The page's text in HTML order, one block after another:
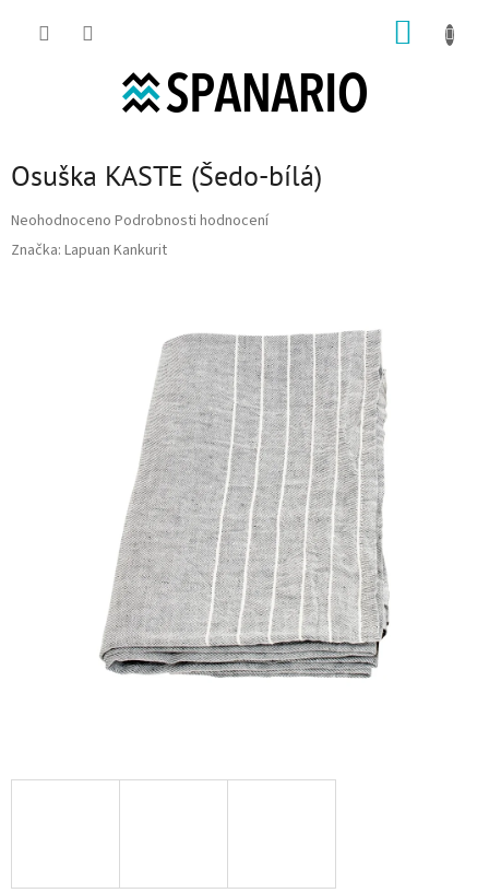
Osuška KASTE (Šedo-bílá)
Průměrné hodnocení produktu je 0,0 z 5 hvězdiček.
Neohodnoceno Podrobnosti hodnocení
Značka: Lapuan Kankurit